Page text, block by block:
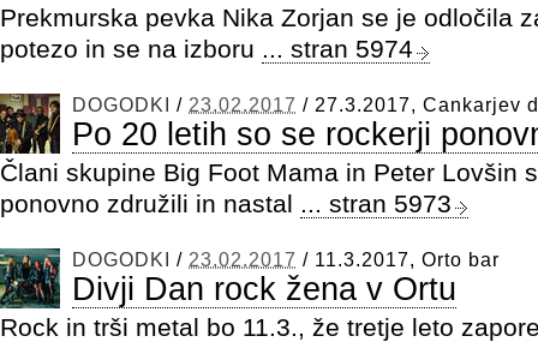
Prekmurska pevka Nika Zorjan se je odločila
potezo in se na izboru ... stran 5974
DOGODKI / 23.02.2017 / 27.3.2017, Cankarjev
Po 20 letih so se rockerji
Člani skupine Big Foot Mama in Peter Lovšin
ponovno združili in nastal ... stran 5973
DOGODKI / 23.02.2017 / 11.3.2017, Orto bar
Divji Dan rock žena v Ortu
Rock in trši metal bo 11.3., že tretje leto